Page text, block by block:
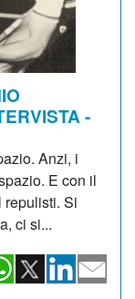
-
Anzi, i
E con il
repulisti. Si
ci si...